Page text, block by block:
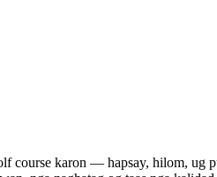
course karon — hapsay, hilom, ug